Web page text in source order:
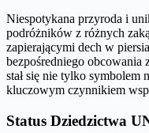
Niespotykana przyroda i
podróżników z różnych
zapierającymi dech w
bezpośredniego obcowania
stał się nie tylko
kluczowym czynnikiem
Status Dziedzictwa